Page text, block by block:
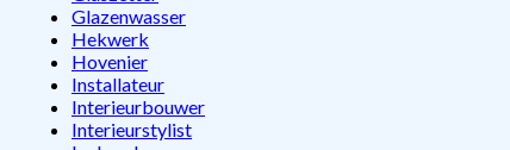
Glazenwasser
Hekwerk
Hovenier
Installateur
Interieurbouwer
Interieurstylist